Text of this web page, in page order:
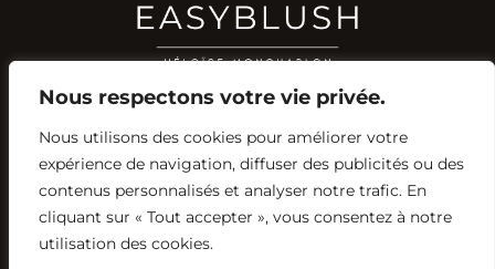
Nous respectons votre vie privée.
Nous utilisons des cookies pour améliorer votre
expérience de navigation, diffuser des publicités ou des
contenus personnalisés et analyser notre trafic. En
cliquant sur « Tout accepter », vous consentez à notre
utilisation des cookies.
RÉSEAUX SOCIAUX
YOUTUBE
INSTAGRAM
FACEBOOK
PINTEREST